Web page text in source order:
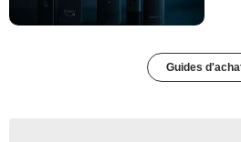
Guides